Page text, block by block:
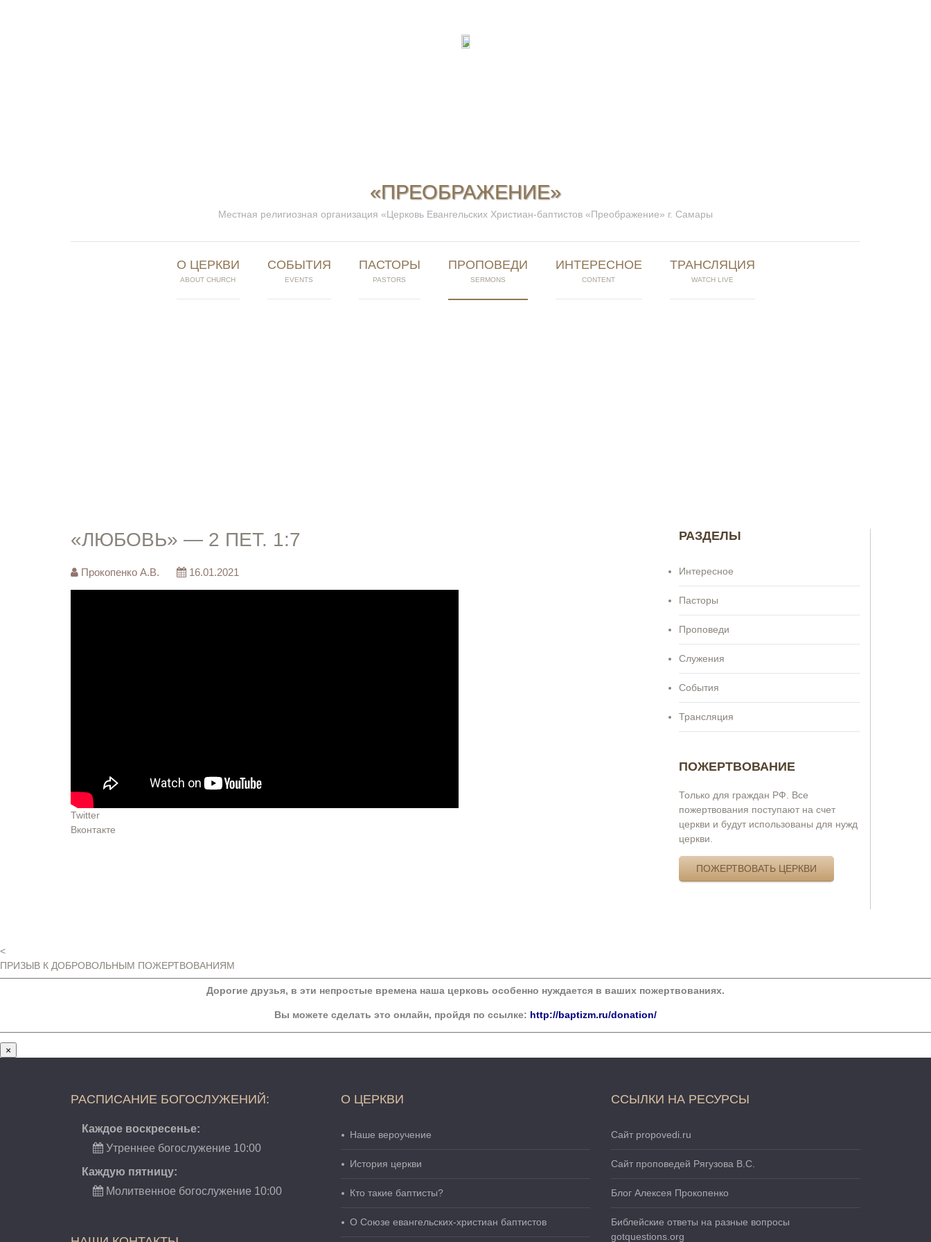
«ПРЕОБРАЖЕНИЕ»
Местная религиозная организация «Церковь Евангельских Христиан-баптистов «Преображение» г. Самары
О ЦЕРКВИ
ABOUT CHURCH
СОБЫТИЯ
EVENTS
ПАСТОРЫ
PASTORS
ПРОПОВЕДИ
SERMONS
ИНТЕРЕСНОЕ
CONTENT
ТРАНСЛЯЦИЯ
WATCH LIVE
«ЛЮБОВЬ» — 2 ПЕТ. 1:7
Прокопенко А.В. 16.01.2021
Twitter
Вконтакте
РАЗДЕЛЫ
Интересное
Пасторы
Проповеди
Служения
События
Трансляция
ПОЖЕРТВОВАНИЕ
Только для граждан РФ. Все
пожертвования поступают на счет
церкви и будут использованы для нужд
церкви.
ПОЖЕРТВОВАТЬ ЦЕРКВИ
<
ПРИЗЫВ К ДОБРОВОЛЬНЫМ ПОЖЕРТВОВАНИЯМ
Дорогие друзья, в эти непростые времена наша церковь особенно нуждается в ваших пожертвованиях.
Вы можете сделать это онлайн, пройдя по ссылке: http://baptizm.ru/donation/
×
РАСПИСАНИЕ БОГОСЛУЖЕНИЙ:
Каждое воскресенье:
Утреннее богослужение 10:00
Каждую пятницу:
Молитвенное богослужение 10:00
О ЦЕРКВИ
Наше вероучение
История церкви
Кто такие баптисты?
О Cоюзе евангельских-христиан баптистов
ССЫЛКИ НА РЕСУРСЫ
Сайт propovedi.ru
Сайт проповедей Рягузова В.С.
Блог Алексея Прокопенко
Библейские ответы на разные вопросы
gotquestions.org